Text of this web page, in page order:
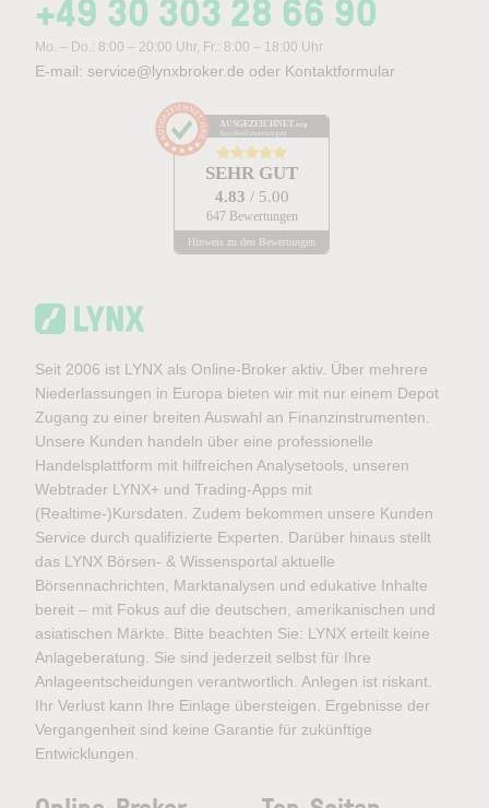
Mo. – Do.: 8:00 – 20:00 Uhr, Fr.: 8:00 – 18:00 Uhr
E-mail: service@lynxbroker.de oder Kontaktformular
AUSGEZEICHNET .org
Kundenbewertungen
SEHR GUT
4.83 / 5.00
647 Bewertungen
Hinweis zu den Bewertungen
Seit 2006 ist LYNX als Online-Broker aktiv. Über mehrere
Niederlassungen in Europa bieten wir mit nur einem Depot
Zugang zu einer breiten Auswahl an Finanzinstrumenten.
Unsere Kunden handeln über eine professionelle
Handelsplattform mit hilfreichen Analysetools, unseren
Webtrader LYNX+ und Trading-Apps mit
(Realtime-)Kursdaten. Zudem bekommen unsere Kunden
Service durch qualifizierte Experten. Darüber hinaus stellt
das LYNX Börsen- & Wissensportal aktuelle
Börsennachrichten, Marktanalysen und edukative Inhalte
bereit – mit Fokus auf die deutschen, amerikanischen und
asiatischen Märkte. Bitte beachten Sie: LYNX erteilt keine
Anlageberatung. Sie sind jederzeit selbst für Ihre
Anlageentscheidungen verantwortlich. Anlegen ist riskant.
Ihr Verlust kann Ihre Einlage übersteigen. Ergebnisse der
Vergangenheit sind keine Garantie für zukünftige
Entwicklungen.